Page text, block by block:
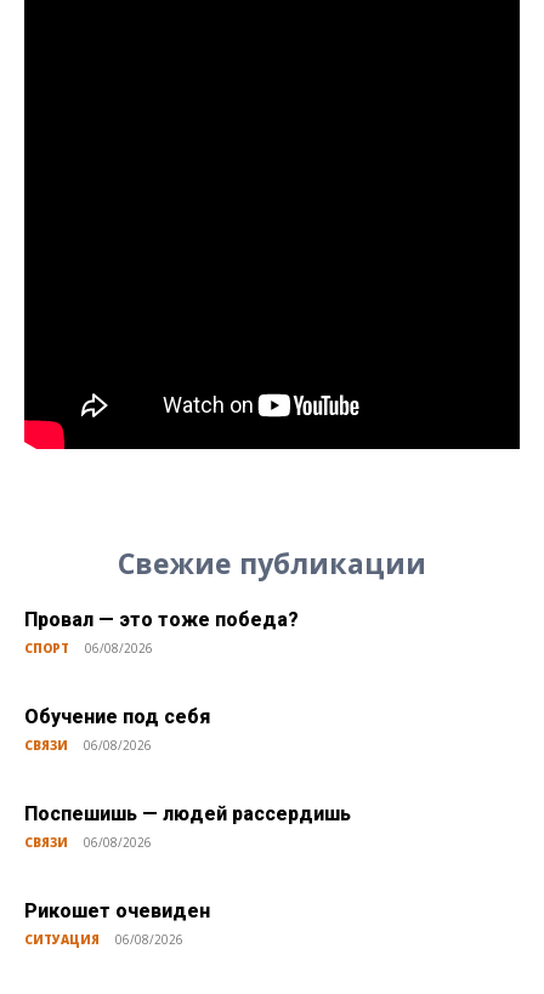
Свежие публикации
Провал — это тоже победа?
СПОРТ 06/08/2026
Обучение под себя
СВЯЗИ 06/08/2026
Поспешишь — людей рассердишь
СВЯЗИ 06/08/2026
Рикошет очевиден
СИТУАЦИЯ 06/08/2026